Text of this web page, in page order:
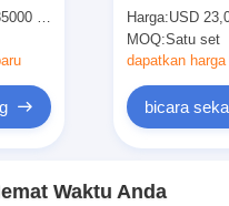
Set
Untuk Die
Dewan
Harga:USD 23,000
MOQ:Satu set
dapatkan
bicara
Waktu Anda